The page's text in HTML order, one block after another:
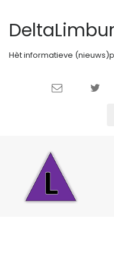
Hèt informatieve